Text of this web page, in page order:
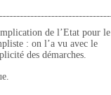
de l’Etat pour le
: on l’a vu avec le
des démarches.